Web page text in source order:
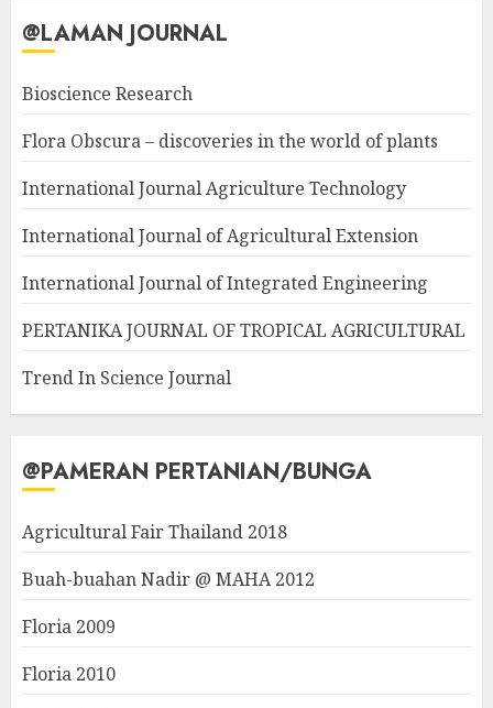
@LAMAN JOURNAL
Bioscience Research
Flora Obscura – discoveries in the world of plants
International Journal Agriculture Technology
International Journal of Agricultural Extension
International Journal of Integrated Engineering
PERTANIKA JOURNAL OF TROPICAL AGRICULTURAL
Trend In Science Journal
@PAMERAN PERTANIAN/BUNGA
Agricultural Fair Thailand 2018
Buah-buahan Nadir @ MAHA 2012
Floria 2009
Floria 2010